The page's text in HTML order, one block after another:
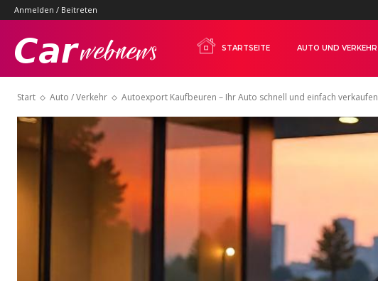
Anmelden / Beitreten
Carwebnews.comSTARTSEITE AUTO UND VERKEHR
Start Auto / Verkehr Autoexport Kaufbeuren – Ihr Auto schnell und einfach verkaufen